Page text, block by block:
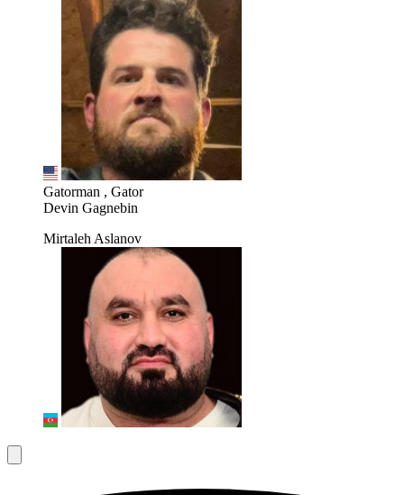
Gatorman , Gator
Devin Gagnebin
Mirtaleh Aslanov